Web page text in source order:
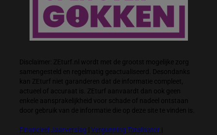
Disclaimer: ZEturf.nl wordt met de grootst mogelijke zorg
samengesteld en regelmatig geactualiseerd. Desondanks
kan ZEturf niet garanderen dat de informatie compleet,
actueel of accuraat is. ZEturf aanvaardt dan ook geen
enkele aansprakelijkheid voor schade of nadeel ontstaan
door gebruik van de informatie die op deze site te vinden is.
Financieel Jaarverslag Vergunning Totalisator